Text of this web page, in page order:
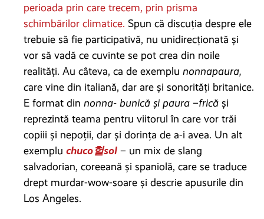
perioada prin care trecem, prin prisma
schimbărilor climatice. Spun că discuția despre ele
trebuie să fie participativă, nu unidirecționată și
vor să vadă ce cuvinte se pot crea din noile
realități. Au câteva, ca de exemplu nonnapaura,
care vine din italiană, dar are și sonorități britanice.
E format din nonna- bunică și paura –frică și
reprezintă teama pentru viitorul în care vor trăi
copiii și nepoții, dar și dorința de a-i avea. Un alt
exemplu chuco헐sol – un mix de slang
salvadorian, coreeană și spaniolă, care se traduce
drept murdar-wow-soare și descrie apusurile din
Los Angeles.